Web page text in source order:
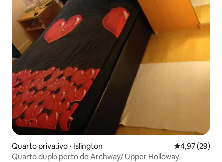
Quarto privativo ⋅ Islington 4,97 de uma
4,97 (29)
Quarto duplo perto de Archway/ Upper Holloway